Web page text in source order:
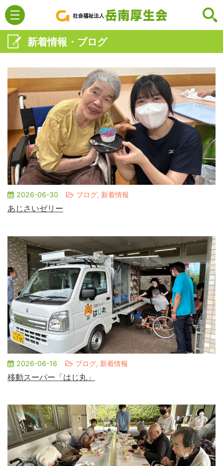
新着情報・ブログ
2026-06-30 ブログ, 新着情報
あじさいゼリー
2026-06-16 ブログ, 新着情報
移動スーパー「はじ丸」